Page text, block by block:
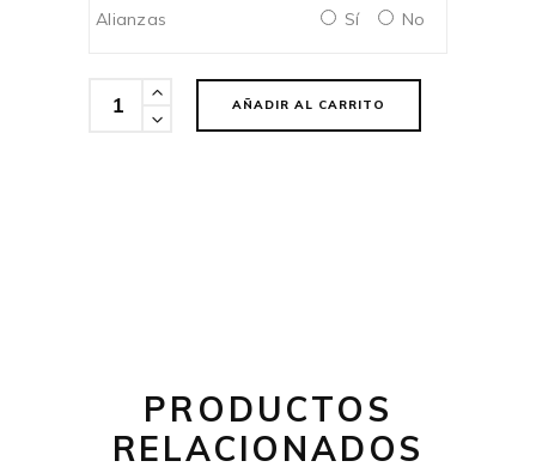
Alianzas Sí No
Cantidad
AÑADIR AL CARRITO
PRODUCTOS
RELACIONADOS